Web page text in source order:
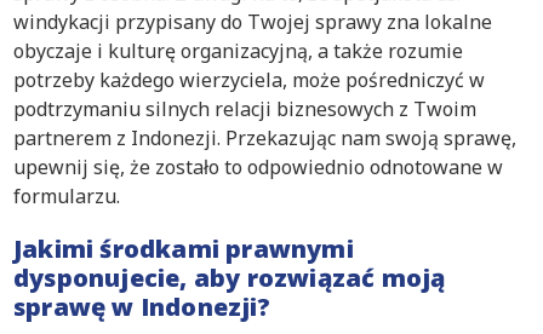
windykacji przypisany do Twojej sprawy zna lokalne
obyczaje i kulturę organizacyjną, a także rozumie
potrzeby każdego wierzyciela, może pośredniczyć w
podtrzymaniu silnych relacji biznesowych z Twoim
partnerem z Indonezji. Przekazując nam swoją sprawę,
upewnij się, że zostało to odpowiednio odnotowane w
formularzu.
Jakimi środkami prawnymi
dysponujecie, aby rozwiązać moją
sprawę w Indonezji?